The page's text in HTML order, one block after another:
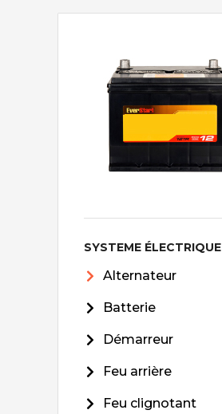
SYSTEME ÉLECTRIQUE
Alternateur
Batterie
Démarreur
Feu arrière
Feu clignotant